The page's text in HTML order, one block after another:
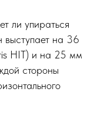
ли упираться
выступает на 36
HIT) и на 25 мм
стороны